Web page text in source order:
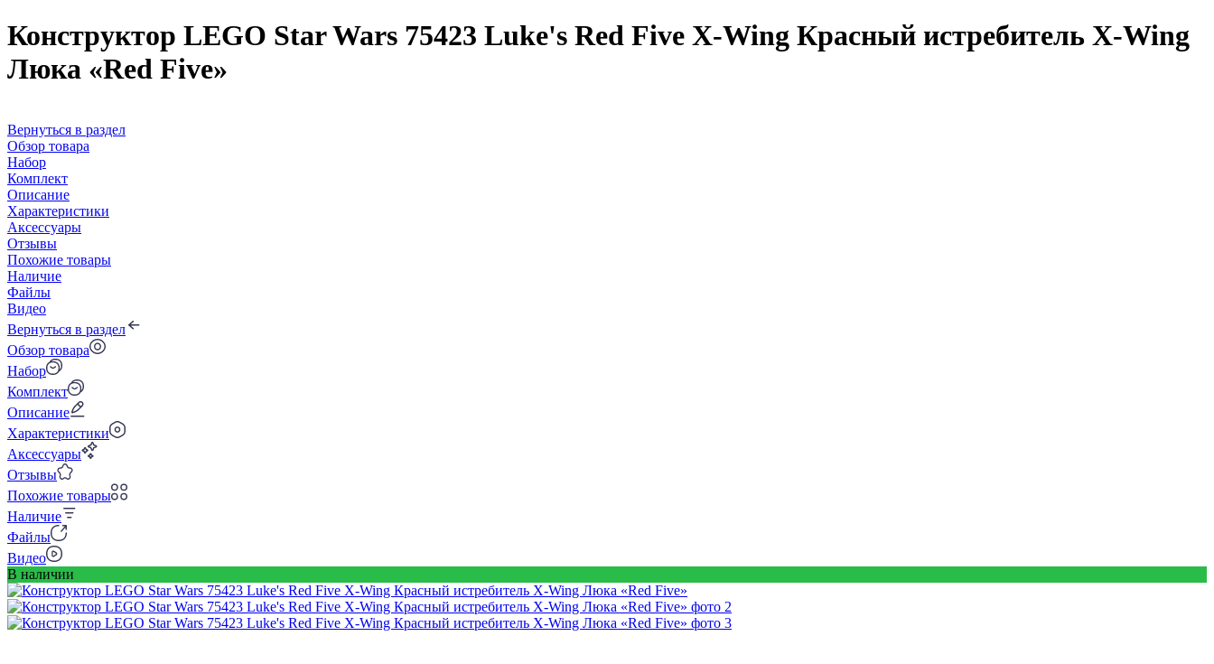
Конструктор LEGO Star Wars 75423 Luke's Red Five X-Wing Красный истребитель X-Wing
Люка «Red Five»
Вернуться в раздел
Обзор товара
Набор
Комплект
Описание
Характеристики
Аксессуары
Отзывы
Похожие товары
Наличие
Файлы
Видео
Вернуться в раздел
Обзор товара
Набор
Комплект
Описание
Характеристики
Аксессуары
Отзывы
Похожие товары
Наличие
Файлы
Видео
В наличии